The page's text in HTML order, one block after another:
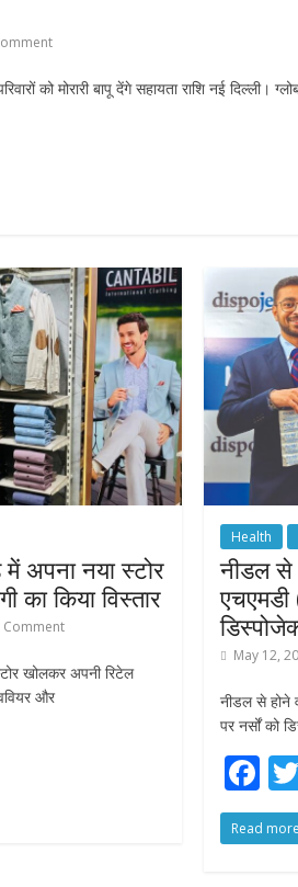
को मोरारी बापू देंगे सहायता राशि नई दिल्ली।
अपना नया स्टोर
का किया विस्तार
Comment
खोलकर अपनी रिटेल
और
Health
नीडल से
May 12,
नीडल से होने
पर नर्सों को
F
ac
e
Read more